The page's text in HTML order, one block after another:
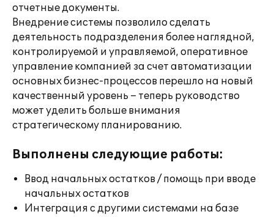
отчетные документы.
Внедрение системы позволило сделать
деятельность подразделения более наглядной,
контролируемой и управляемой, оперативное
управление компанией за счет автоматизации
основных бизнес-процессов перешло на новый
качественный уровень – теперь руководство
может уделить больше внимания
стратегическому планированию.
Выполнены следующие работы:
Ввод начальных остатков / помощь при вводе
начальных остатков
Интеграция с другими системами на базе